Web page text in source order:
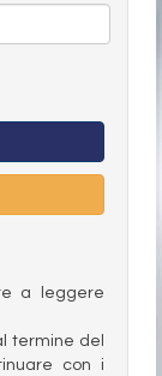
a leggere
termine del
con i